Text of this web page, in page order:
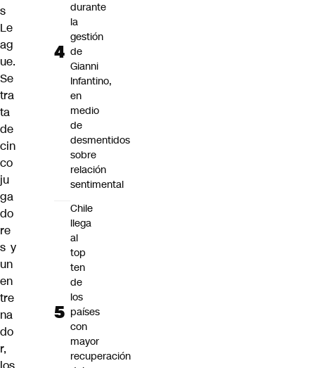
s
Le
ag
ue.
Se
tra
ta
de
cin
co
ju
ga
do
re
s y
un
en
tre
na
do
r,
durante
la
gestión
de
Gianni
Infantino,
en
medio
de
desmentidos
sobre
relación
sentimental
Chile
llega
al
top
ten
de
los
países
con
mayor
recuperación